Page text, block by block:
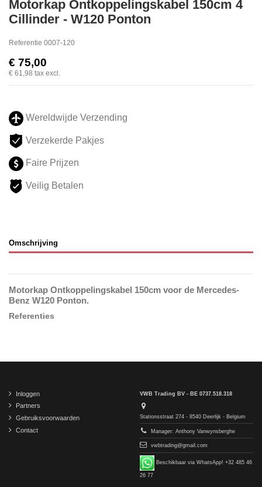
Motorkap Ontkoppelingskabel 150cm 4
Cillinder - W120 Ponton
Referentie 0007-120
€ 75,00
€ 61,98 tax excl.
Wereldwijde Verzending
Verzekerde Pakjes
Faire Prijzen
Veilig Betalen
Omschrijving
Motorkap Ontkoppelingskabel 150cm voor de Mercedes-
Benz W120 Ponton.
Referenties
Inloggen
Partners
Gebruiksvoorwaarden
Contact
VWB Trading BV - BE 0737.518.318
Stationsstraat 274 - 8540 Deerlijk - Belgium
Manager: Anthony Vanwynsberghe
vwbtrading@gmail.com
Beschikbaar via WhatsApp! +32 485 46
26 77